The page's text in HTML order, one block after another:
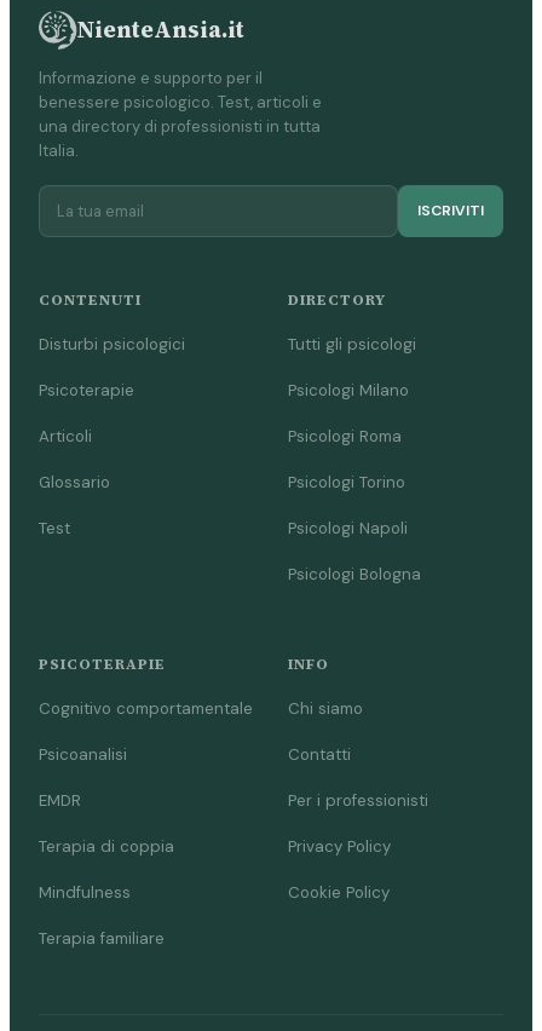
NienteAnsia.it
Informazione e supporto per il
benessere psicologico. Test, articoli e
una directory di professionisti in tutta
Italia.
ISCRIVITI
CONTENUTI
Disturbi psicologici
Psicoterapie
Articoli
Glossario
Test
DIRECTORY
Tutti gli psicologi
Psicologi Milano
Psicologi Roma
Psicologi Torino
Psicologi Napoli
Psicologi Bologna
PSICOTERAPIE
Cognitivo comportamentale
Psicoanalisi
EMDR
Terapia di coppia
Mindfulness
Terapia familiare
INFO
Chi siamo
Contatti
Per i professionisti
Privacy Policy
Cookie Policy